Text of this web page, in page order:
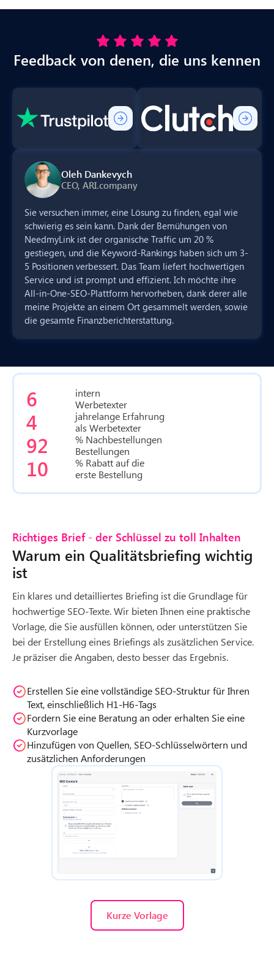
Feedback von denen, die uns kennen
Oleh Dankevych
CEO, ARI.company
Sie versuchen immer, eine Lösung zu finden, egal wie
schwierig es sein kann. Dank der Bemühungen von
NeedmyLink ist der organische Traffic um 20 %
gestiegen, und die Keyword-Rankings haben sich um 3-
5 Positionen verbessert. Das Team liefert hochwertigen
Service und ist prompt und effizient. Ich möchte ihre
All-in-One-SEO-Plattform hervorheben, dank derer alle
meine Projekte an einem Ort gesammelt werden, sowie
die gesamte Finanzberichterstattung.
6
intern
Werbetexter
4
jahrelange Erfahrung
als Werbetexter
92
% Nachbestellungen
Bestellungen
10
% Rabatt auf die
erste Bestellung
Richtiges Brief - der Schlüssel zu toll Inhalten
Warum ein Qualitätsbriefing wichtig
ist
Ein klares und detailliertes Briefing ist die Grundlage für
hochwertige SEO-Texte. Wir bieten Ihnen eine praktische
Vorlage, die Sie ausfüllen können, oder unterstützen Sie
bei der Erstellung eines Briefings als zusätzlichen Service.
Je präziser die Angaben, desto besser das Ergebnis.
Erstellen Sie eine vollständige SEO-Struktur für Ihren
Text, einschließlich H1-H6-Tags
Fordern Sie eine Beratung an oder erhalten Sie eine
Kurzvorlage
Hinzufügen von Quellen, SEO-Schlüsselwörtern und
zusätzlichen Anforderungen
Kurze Vorlage